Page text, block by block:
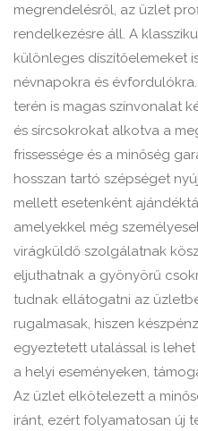
megrendelésről, az üzlet
rendelkezésre áll. A
különleges díszítőelemeket
névnapokra és
terén is magas színvonalat
és sírcsokrokat alkotva a
frissessége és a minőség
hosszan tartó szépséget
mellett esetenként
amelyekkel még
virágküldő szolgálatnak
eljuthatnak a gyönyörű
tudnak ellátogatni az
rugalmasak, hiszen
egyeztetett utalással is
a helyi eseményeken,
Az üzlet elkötelezett a
iránt, ezért folyamatosan új